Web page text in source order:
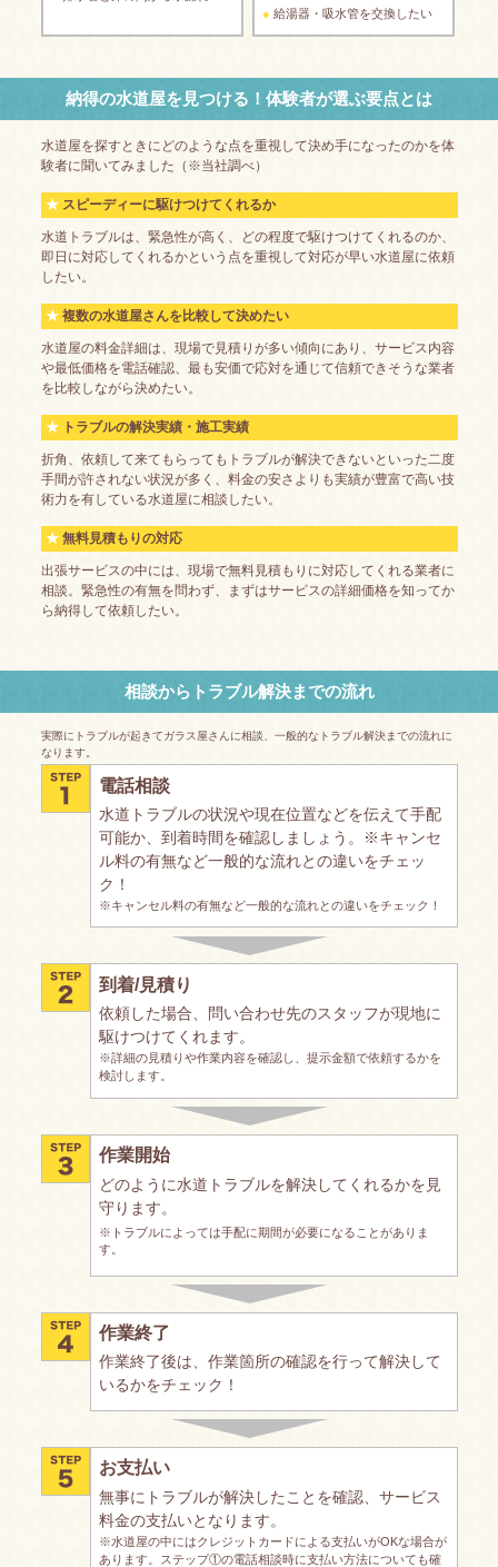
給湯器・吸水管を交換したい
納得の水道屋を見つける！体験者が選ぶ要点とは
水道屋を探すときにどのような点を重視して決め手になったのかを体
験者に聞いてみました（※当社調べ）
スピーディーに駆けつけてくれるか
水道トラブルは、緊急性が高く、どの程度で駆けつけてくれるのか、
即日に対応してくれるかという点を重視して対応が早い水道屋に依頼
したい。
複数の水道屋さんを比較して決めたい
水道屋の料金詳細は、現場で見積りが多い傾向にあり、サービス内容
や最低価格を電話確認、最も安価で応対を通じて信頼できそうな業者
を比較しながら決めたい。
トラブルの解決実績・施工実績
折角、依頼して来てもらってもトラブルが解決できないといった二度
手間が許されない状況が多く、料金の安さよりも実績が豊富で高い技
術力を有している水道屋に相談したい。
無料見積もりの対応
出張サービスの中には、現場で無料見積もりに対応してくれる業者に
相談。緊急性の有無を問わず、まずはサービスの詳細価格を知ってか
ら納得して依頼したい。
相談からトラブル解決までの流れ
実際にトラブルが起きてガラス屋さんに相談、一般的なトラブル解決までの流れに
なります。
電話相談
水道トラブルの状況や現在位置などを伝えて手配
可能か、到着時間を確認しましょう。※キャンセ
ル料の有無など一般的な流れとの違いをチェッ
ク！
※キャンセル料の有無など一般的な流れとの違いをチェック！
到着/見積り
依頼した場合、問い合わせ先のスタッフが現地に
駆けつけてくれます。
※詳細の見積りや作業内容を確認し、提示金額で依頼するかを
検討します。
作業開始
どのように水道トラブルを解決してくれるかを見
守ります。
※トラブルによっては手配に期間が必要になることがありま
す。
作業終了
作業終了後は、作業箇所の確認を行って解決して
いるかをチェック！
お支払い
無事にトラブルが解決したことを確認、サービス
料金の支払いとなります。
※水道屋の中にはクレジットカードによる支払いがOKな場合が
あります。ステップ①の電話相談時に支払い方法についても確